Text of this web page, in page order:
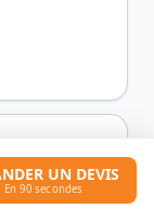
femmes-
UN DEVIS
En 90 secondes